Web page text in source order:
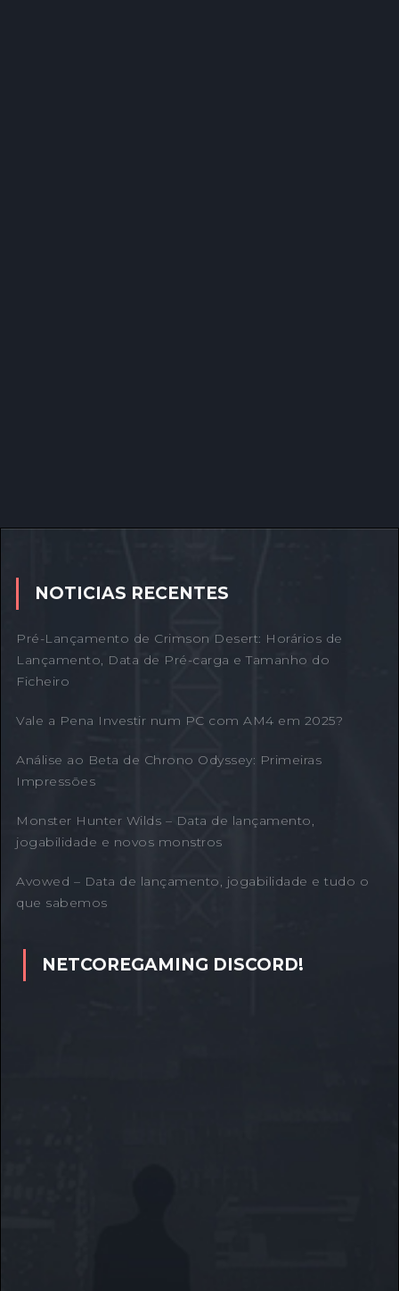
NOTICIAS RECENTES
Pré-Lançamento de Crimson Desert: Horários de
Lançamento, Data de Pré-carga e Tamanho do
Ficheiro
Vale a Pena Investir num PC com AM4 em 2025?
Análise ao Beta de Chrono Odyssey: Primeiras
Impressões
Monster Hunter Wilds – Data de lançamento,
jogabilidade e novos monstros
Avowed – Data de lançamento, jogabilidade e tudo o
que sabemos
NETCOREGAMING DISCORD!